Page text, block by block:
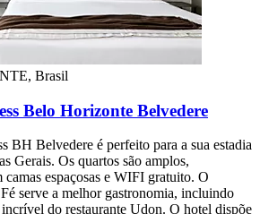
Brasil
Belo Horizonte Belvedere
BH Belvedere é perfeito para a sua estadia
Gerais. Os quartos são amplos,
camas espaçosas e WIFI gratuito. O
serve a melhor gastronomia, incluindo
do restaurante Udon. O hotel dispõe